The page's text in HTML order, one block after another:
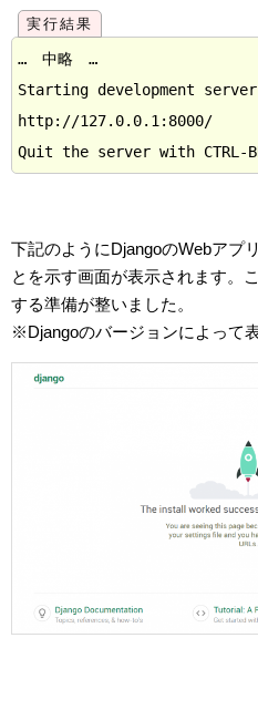
…　中略　…
Starting development
http://127.0.0.1:8000/
下記のようにDjangoのWebアプ
とを示す画面が表示されます。
する準備が整いました。
※Djangoのバージョンによって